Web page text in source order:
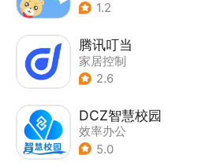
1.2
腾讯叮当
家居控制
2.6
DCZ智慧校园
效率办公
5.0